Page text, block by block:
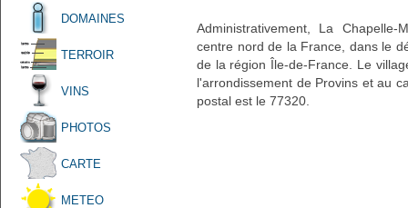
DOMAINES
TERROIR
VINS
PHOTOS
CARTE
METEO
Administrativement, La
centre nord de la France, dans le
de la région Île-de-France. Le
l'arrondissement de Provins et au
postal est le 77320.